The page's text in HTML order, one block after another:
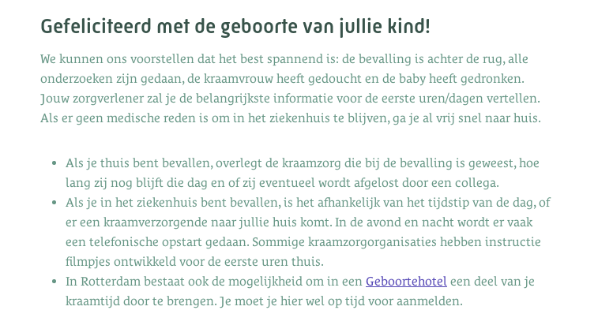
Gefeliciteerd met de geboorte van jullie kind!
We kunnen ons voorstellen dat het best spannend is: de bevalling is achter de rug, alle
onderzoeken zijn gedaan, de kraamvrouw heeft gedoucht en de baby heeft gedronken.
Jouw zorgverlener zal je de belangrijkste informatie voor de eerste uren/dagen vertellen.
Als er geen medische reden is om in het ziekenhuis te blijven, ga je al vrij snel naar huis.
Als je thuis bent bevallen, overlegt de kraamzorg die bij de bevalling is geweest, hoe
lang zij nog blijft die dag en of zij eventueel wordt afgelost door een collega.
Als je in het ziekenhuis bent bevallen, is het afhankelijk van het tijdstip van de dag, of
er een kraamverzorgende naar jullie huis komt. In de avond en nacht wordt er vaak
een telefonische opstart gedaan. Sommige kraamzorgorganisaties hebben instructie
filmpjes ontwikkeld voor de eerste uren thuis.
In Rotterdam bestaat ook de mogelijkheid om in een Geboortehotel een deel van je
kraamtijd door te brengen. Je moet je hier wel op tijd voor aanmelden.